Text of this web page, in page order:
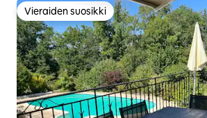
Vieraiden suosikki
Vieraiden suosikki